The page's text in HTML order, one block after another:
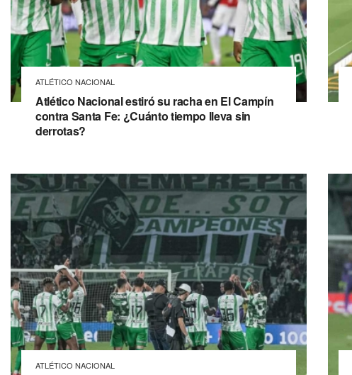
ATLÉTICO NACIONAL
Atlético Nacional estiró su racha en El Campín
contra Santa Fe: ¿Cuánto tiempo lleva sin
derrotas?
ATLÉTICO NACIONAL